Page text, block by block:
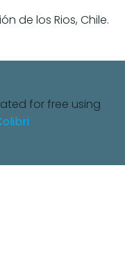
de los Rios, Chile.
for free using